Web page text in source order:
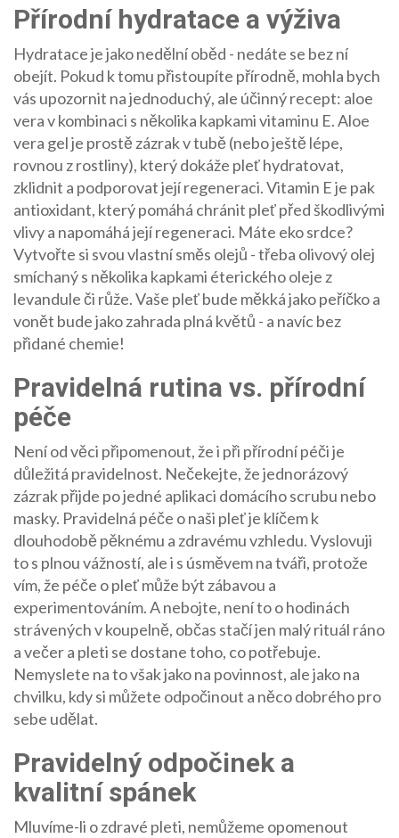
Přírodní hydratace a výživa
Hydratace je jako nedělní oběd - nedáte se bez ní
obejít. Pokud k tomu přistoupíte přírodně, mohla bych
vás upozornit na jednoduchý, ale účinný recept: aloe
vera v kombinaci s několika kapkami vitaminu E. Aloe
vera gel je prostě zázrak v tubě (nebo ještě lépe,
rovnou z rostliny), který dokáže pleť hydratovat,
zklidnit a podporovat její regeneraci. Vitamin E je pak
antioxidant, který pomáhá chránit pleť před škodlivými
vlivy a napomáhá její regeneraci. Máte eko srdce?
Vytvořte si svou vlastní směs olejů - třeba olivový olej
smíchaný s několika kapkami éterického oleje z
levandule či růže. Vaše pleť bude měkká jako peříčko a
vonět bude jako zahrada plná květů - a navíc bez
přidané chemie!
Pravidelná rutina vs. přírodní
péče
Není od věci připomenout, že i při přírodní péči je
důležitá pravidelnost. Nečekejte, že jednorázový
zázrak přijde po jedné aplikaci domácího scrubu nebo
masky. Pravidelná péče o naši pleť je klíčem k
dlouhodobě pěknému a zdravému vzhledu. Vyslovuji
to s plnou vážností, ale i s úsměvem na tváři, protože
vím, že péče o pleť může být zábavou a
experimentováním. A nebojte, není to o hodinách
strávených v koupelně, občas stačí jen malý rituál ráno
a večer a pleti se dostane toho, co potřebuje.
Nemyslete na to však jako na povinnost, ale jako na
chvilku, kdy si můžete odpočinout a něco dobrého pro
sebe udělat.
Pravidelný odpočinek a
kvalitní spánek
Mluvíme-li o zdravé pleti, nemůžeme opomenout